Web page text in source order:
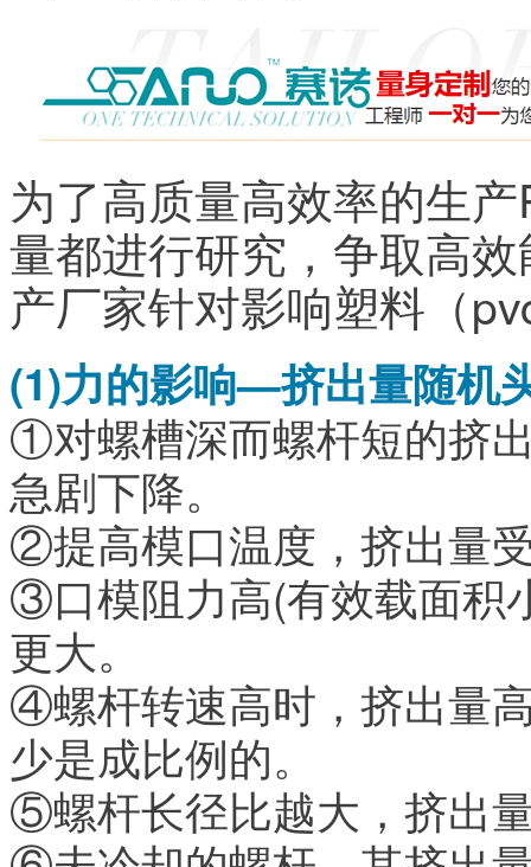
为了高质量高效率的生
量都进行研究，争取高
产厂家针对影响塑料（
(1)力的影响—挤出量随机
①对螺槽深而螺杆短的挤
急剧下降。
②提高模口温度，挤出量
③口模阻力高(有效载面积
更大。
④螺杆转速高时，挤出量
少是成比例的。
⑤螺杆长径比越大，挤出